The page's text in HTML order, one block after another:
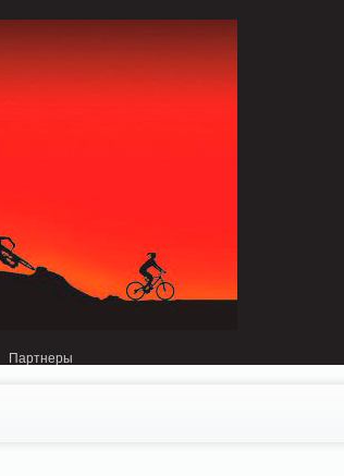
Партнеры